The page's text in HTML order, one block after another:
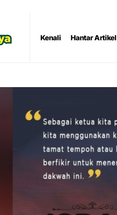
Kenali Hantar Artikel